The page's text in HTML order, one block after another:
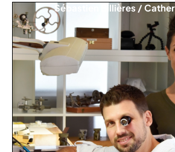
Sébastien Billières /